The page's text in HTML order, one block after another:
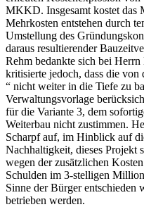
MKKD. Insgesamt kostet das
Mehrkosten entstehen durch
Umstellung des
daraus resultierender
Rehm bedankte sich bei
kritisierte jedoch, dass die
“ nicht weiter in die Tiefe zu
Verwaltungsvorlage
für die Variante 3, dem
Weiterbau nicht zustimmen.
Scharpf auf, im Hinblick auf
Nachhaltigkeit, dieses Projekt
wegen der zusätzlichen
Schulden im 3-stelligen
Sinne der Bürger
betrieben werden.